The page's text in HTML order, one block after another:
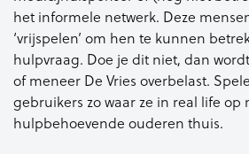
het informele netwerk. Deze
‘vrijspelen’ om hen te kunnen
hulpvraag. Doe je dit niet, dan
of meneer De Vries overbelast.
gebruikers zo waar ze in real life
hulpbehoevende ouderen thuis.